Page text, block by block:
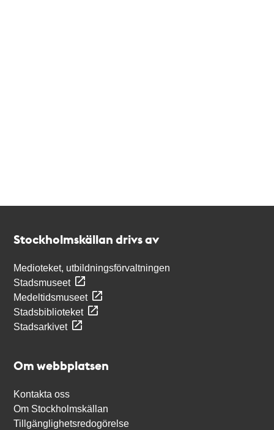
Stockholmskällan drivs av
Medioteket, utbildningsförvaltningen
Stadsmuseet
Medeltidsmuseet
Stadsbiblioteket
Stadsarkivet
Om webbplatsen
Kontakta oss
Om Stockholmskällan
Tillgänglighetsredogörelse